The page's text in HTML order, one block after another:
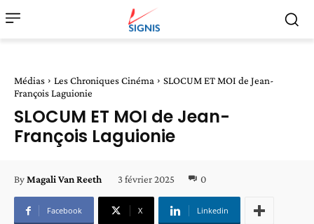
Médias Les Chroniques Cinéma
SLOCUM ET MOI de Jean-
François Laguionie
SLOCUM ET MOI de Jean-
François Laguionie
ByMagali Van Reeth 3 février 2025 0
Facebook X Linkedin